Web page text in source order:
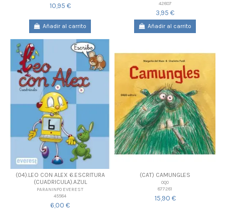
10,95 €
Añadir al carrito
42807
3,95 €
Añadir al carrito
(04).LEO CON ALEX 6.ESCRITURA
(CUADRICULA).AZUL
PARANINFO EVEREST
45584
6,00 €
(CAT) CAMUNGLES
OQO
877281
15,90 €